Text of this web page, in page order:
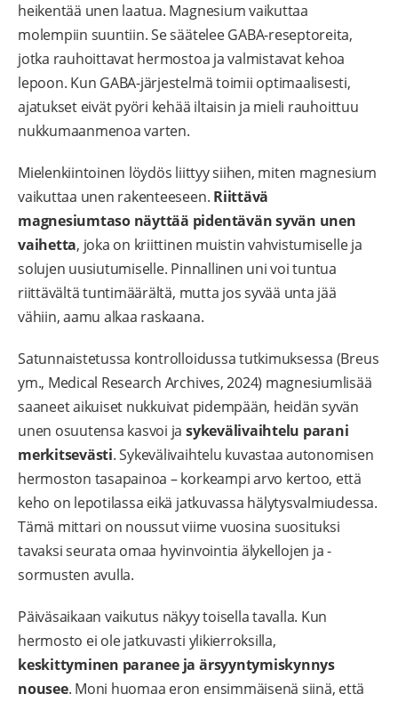
heikentää unen laatua. Magnesium vaikuttaa
molempiin suuntiin. Se säätelee GABA-reseptoreita,
jotka rauhoittavat hermostoa ja valmistavat kehoa
lepoon. Kun GABA-järjestelmä toimii optimaalisesti,
ajatukset eivät pyöri kehää iltaisin ja mieli rauhoittuu
nukkumaanmenoa varten.
Mielenkiintoinen löydös liittyy siihen, miten magnesium
vaikuttaa unen rakenteeseen. Riittävä
magnesiumtaso näyttää pidentävän syvän unen
vaihetta, joka on kriittinen muistin vahvistumiselle ja
solujen uusiutumiselle. Pinnallinen uni voi tuntua
riittävältä tuntimäärältä, mutta jos syvää unta jää
vähiin, aamu alkaa raskaana.
Satunnaistetussa kontrolloidussa tutkimuksessa (Breus
ym., Medical Research Archives, 2024) magnesiumlisää
saaneet aikuiset nukkuivat pidempään, heidän syvän
unen osuutensa kasvoi ja sykevälivaihtelu parani
merkitsevästi. Sykevälivaihtelu kuvastaa autonomisen
hermoston tasapainoa – korkeampi arvo kertoo, että
keho on lepotilassa eikä jatkuvassa hälytysvalmiudessa.
Tämä mittari on noussut viime vuosina suosituksi
tavaksi seurata omaa hyvinvointia älykellojen ja -
sormusten avulla.
Päiväsaikaan vaikutus näkyy toisella tavalla. Kun
hermosto ei ole jatkuvasti ylikierroksilla,
keskittyminen paranee ja ärsyyntymiskynnys
nousee. Moni huomaa eron ensimmäisenä siinä, että